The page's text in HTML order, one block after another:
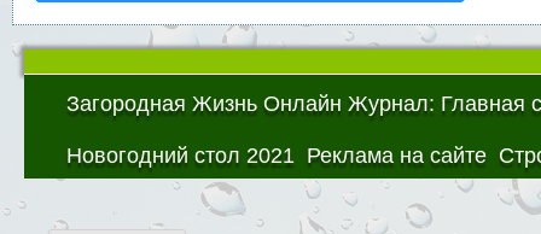
Загородная Жизнь Онлайн Журнал: Главная
Новогодний стол 2021 Реклама на сайте